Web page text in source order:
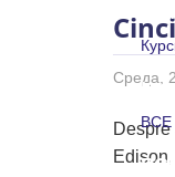
Среда,